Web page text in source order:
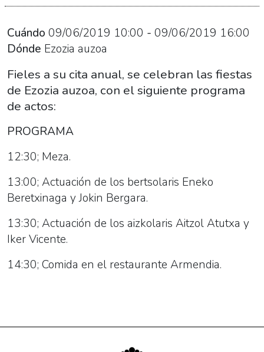
de
Ezozia
auzoa
06-
09T12:00:00+02:00
2019-
09T18:00:00+02:00
Fieles
su
cita
anual,
se
las
auzoa,
Cuándo 09/06/2019 10:00 - 09/06/2019 16:00
Dónde Ezozia auzoa
Fieles a su cita anual, se celebran las fiestas
de Ezozia auzoa, con el siguiente programa
de actos:
PROGRAMA
12:30; Meza.
13:00; Actuación de los bertsolaris Eneko
Beretxinaga y Jokin Bergara.
13:30; Actuación de los aizkolaris Aitzol Atutxa y
Iker Vicente.
14:30; Comida en el restaurante Armendia.